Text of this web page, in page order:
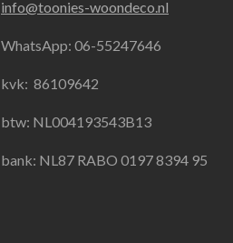
b
o
k
a
g
a
s
A
info@toonies-woondeco.nl
WhatsApp: 06-55247646
kvk: 86109642
btw: NL004193543B13
bank: NL87 RABO 0197 8394 95